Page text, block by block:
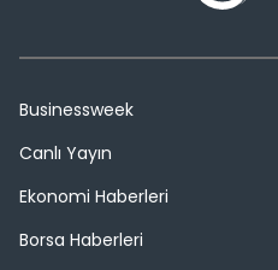
Businessweek
Canlı Yayın
Ekonomi Haberleri
Borsa Haberleri